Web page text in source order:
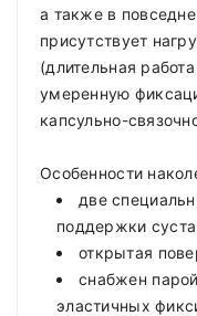
а также в
присутствует
(длительная
умеренную
капсульно-
Особенности
две
поддержки
открытая
снабжен
эластичных